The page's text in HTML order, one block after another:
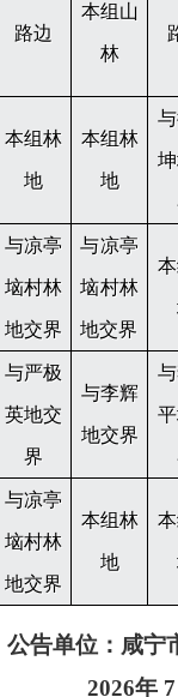
路边
本组山
林
本组林
地
本组林
地
与凉亭
垴村林
地交界
与凉亭
垴村林
地交界
与严极
英地交
界
与李辉
地交界
与凉亭
垴村林
地交界
本组林
地
公告单位：咸宁
2026年 7